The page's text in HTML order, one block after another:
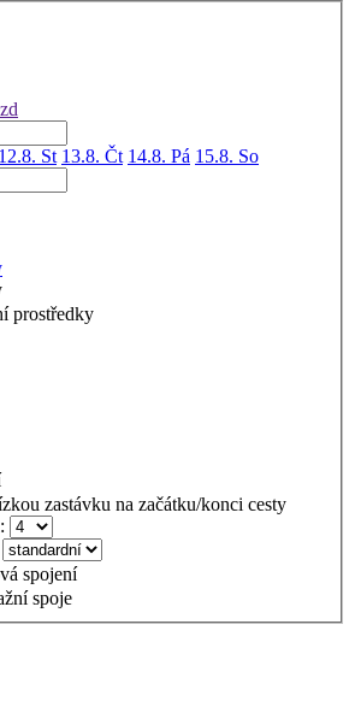
12.8. St 13.8. Čt 14.8. Pá 15.8. So
prostředky
zastávku na začátku/konci cesty
spojení
spoje